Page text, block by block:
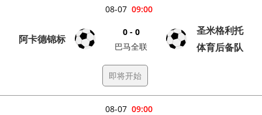
09:00
08-07
阿卡德锦标
0 - 0
巴马全联
圣米格利托
体育后备队
即将开始
09:00
08-07